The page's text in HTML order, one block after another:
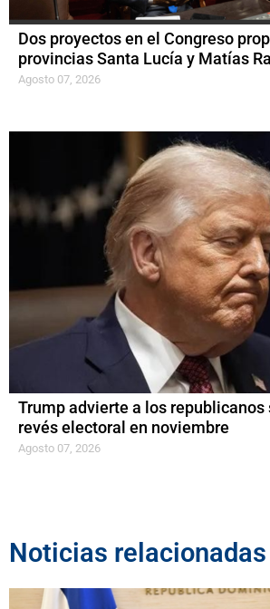
Dos proyectos en el Congreso
provincias Santa Lucía y Matías
Agosto 07, 2026
Trump advierte a los republicanos
revés electoral en noviembre
Agosto 07, 2026
Noticias relacionadas